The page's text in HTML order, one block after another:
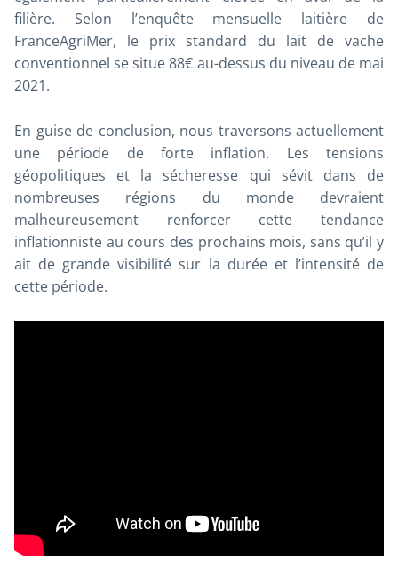
filière. Selon l’enquête mensuelle laitière de
FranceAgriMer, le prix standard du lait de vache
conventionnel se situe 88€ au-dessus du niveau de mai
2021.
En guise de conclusion, nous traversons actuellement
une période de forte inflation. Les tensions
géopolitiques et la sécheresse qui sévit dans de
nombreuses régions du monde devraient
malheureusement renforcer cette tendance
inflationniste au cours des prochains mois, sans qu’il y
ait de grande visibilité sur la durée et l’intensité de
cette période.